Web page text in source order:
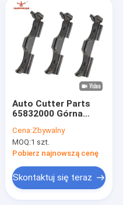
Auto Cutter Parts
65832000 Górna
węglika GT7250
GT5250 Części
Cena:Zbywalny
MOQ:1 szt.
Pobierz najnowszą cenę
Skontaktuj się teraz